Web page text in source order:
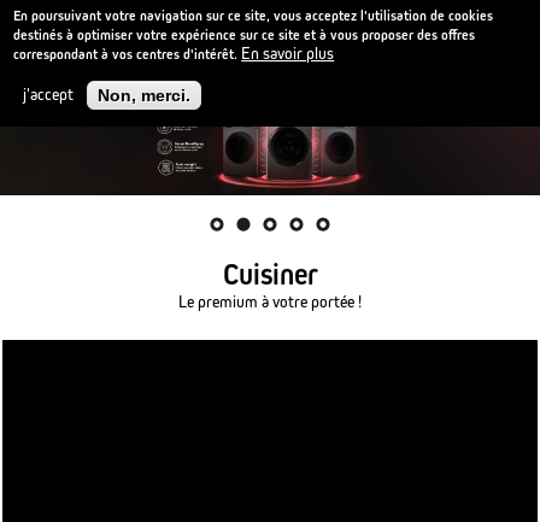
En poursuivant votre navigation sur ce site, vous acceptez l'utilisation de cookies
destinés à optimiser votre expérience sur ce site et à vous proposer des offres
correspondant à vos centres d'intérêt. En savoir plus
j'accept
Non, merci.
contenu
principal
1 2 3 4 5
Cuisiner
Le premium à votre portée !